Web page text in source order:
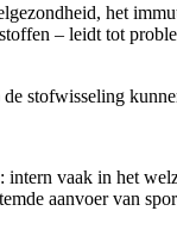
het
– leidt tot
stofwisseling
intern vaak in het
aanvoer van